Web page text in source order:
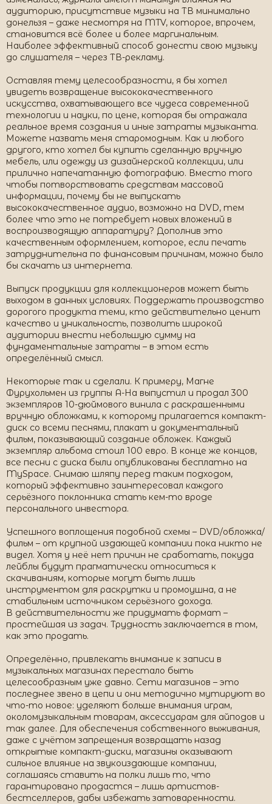
аудиторию, присутствие музыки на ТВ минимально
донельзя – даже несмотря на MTV, которое, впрочем,
становится всё более и более маргинальным.
Наиболее эффективный способ донести свою музыку
до слушателя – через ТВ-рекламу.
Оставляя тему целесообразности, я бы хотел
увидеть возвращение высококачественного
искусства, охватывающего все чудеса современной
технологии и науки, по цене, которая бы отражала
реальное время создания и иные затраты музыканта.
Можете назвать меня старомодным. Как и любого
другого, кто хотел бы купить сделанную вручную
мебель, или одежду из дизайнерской коллекции, или
прилично напечатанную фотографию. Вместо того
чтобы потворствовать средствам массовой
информации, почему бы не выпускать
высококачественное аудио, возможно на DVD, тем
более что это не потребует новых вложений в
воспроизводящую аппаратуру? Дополнив это
качественным оформлением, которое, если печать
затруднительна по финансовым причинам, можно было
бы скачать из интернета.
Выпуск продукции для коллекционеров может быть
выходом в данных условиях. Поддержать производство
дорогого продукта теми, кто действительно ценит
качество и уникальность, позволить широкой
аудитории внести небольшую сумму на
фундаментальные затраты – в этом есть
определённый смысл.
Некоторые так и сделали. К примеру, Магне
Фурухольмен из группы A-Ha выпустил и продал 300
экземпляров 10-дюймового винила с раскрашенными
вручную обложками, к которому прилагается компакт-
диск со всеми песнями, плакат и документальный
фильм, показывающий создание обложек. Каждый
экземпляр альбома стоил 100 евро. В конце же концов,
все песни с диска были опубликованы бесплатно на
MySpace. Снимаю шляпу перед таким подходом,
который эффективно заинтересовал каждого
серьёзного поклонника стать кем-то вроде
персонального инвестора.
Успешного воплощения подобной схемы – DVD/обложка/
фильм – от крупной издающей компании пока никто не
видел. Хотя у неё нет причин не сработать, покуда
лейблы будут прагматически относиться к
скачиваниям, которые могут быть лишь
инструментом для раскрутки и промоушна, а не
стабильным источником серьёзного дохода.
В действительности же придумать формат –
простейшая из задач. Трудность заключается в том,
как это продать.
Определённо, привлекать внимание к записи в
музыкальных магазинах перестало быть
целесообразным уже давно. Сети магазинов – это
последнее звено в цепи и они методично мутируют во
что-то новое: уделяют больше внимания играм,
околомузыкальным товарам, аксессуарам для айподов и
так далее. Для обеспечения собственного выживания,
даже с учётом запрещения возвращать назад
открытые компакт-диски, магазины оказывают
сильное влияние на звукоиздающие компании,
соглашаясь ставить на полки лишь то, что
гарантировано продастся – лишь артистов-
бестселлеров, дабы избежать затоваренности.